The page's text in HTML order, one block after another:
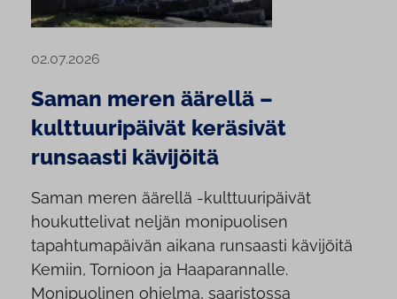
02.07.2026
Saman meren äärellä –
kulttuuripäivät keräsivät
runsaasti kävijöitä
Saman meren äärellä -kulttuuripäivät
houkuttelivat neljän monipuolisen
tapahtumapäivän aikana runsaasti kävijöitä
Kemiin, Tornioon ja Haaparannalle.
Monipuolinen ohjelma, saaristossa